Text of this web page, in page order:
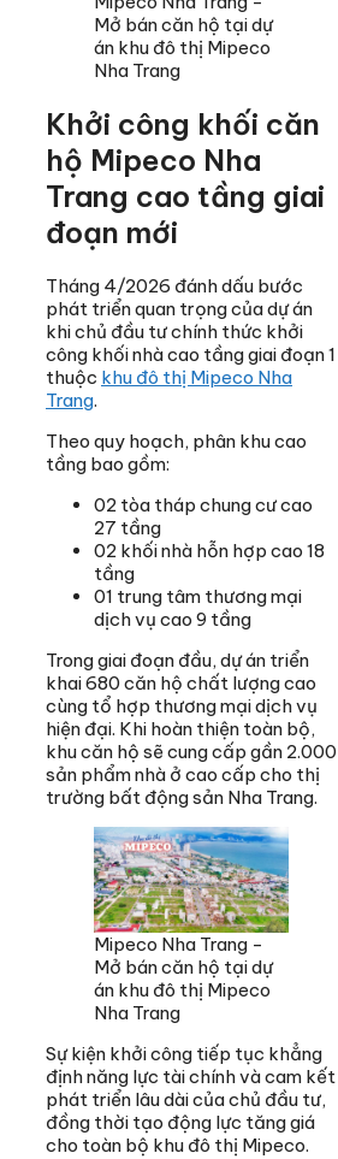
Mở bán căn hộ tại dự
án khu đô thị Mipeco
Nha Trang
Khởi công khối căn
hộ Mipeco Nha
Trang cao tầng giai
đoạn mới
Tháng 4/2026 đánh dấu bước
phát triển quan trọng của dự án
khi chủ đầu tư chính thức khởi
công khối nhà cao tầng giai đoạn 1
thuộc khu đô thị Mipeco Nha
Trang.
Theo quy hoạch, phân khu cao
tầng bao gồm:
02 tòa tháp chung cư cao
27 tầng
02 khối nhà hỗn hợp cao 18
tầng
01 trung tâm thương mại
dịch vụ cao 9 tầng
Trong giai đoạn đầu, dự án triển
khai 680 căn hộ chất lượng cao
cùng tổ hợp thương mại dịch vụ
hiện đại. Khi hoàn thiện toàn bộ,
khu căn hộ sẽ cung cấp gần 2.000
sản phẩm nhà ở cao cấp cho thị
trường bất động sản Nha Trang.
Mipeco Nha Trang -
Mở bán căn hộ tại dự
án khu đô thị Mipeco
Nha Trang
Sự kiện khởi công tiếp tục khẳng
định năng lực tài chính và cam kết
phát triển lâu dài của chủ đầu tư,
đồng thời tạo động lực tăng giá
cho toàn bộ khu đô thị Mipeco.